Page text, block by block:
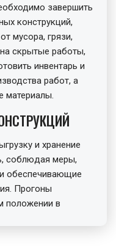
завершить
конструкций,
мусора, грязи,
скрытые работы,
инвентарь и
работ, а
материалы.
и хранение
соблюдая меры,
обеспечивающие
Прогоны
положении в